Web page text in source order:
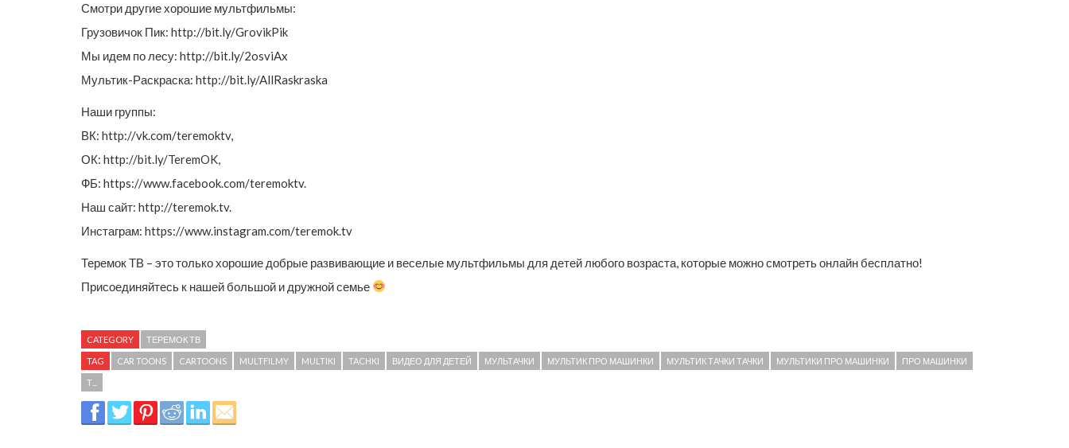
Смотри другие хорошие мультфильмы:
Грузовичок Пик: http://bit.ly/GrovikPik
Мы идем по лесу: http://bit.ly/2osviAx
Мультик-Раскраска: http://bit.ly/AllRaskraska
Наши группы:
ВК: http://vk.com/teremoktv,
ОК: http://bit.ly/TeremOK,
ФБ: https://www.facebook.com/teremoktv.
Наш сайт: http://teremok.tv.
Инстаграм: https://www.instagram.com/teremok.tv
Теремок ТВ – это только хорошие добрые развивающие и веселые мультфильмы для детей любого возраста, которые можно смотреть онлайн бесплатно!
Присоединяйтесь к нашей большой и дружной семье
CATEGORY ТЕРЕМОК ТВ
TAG CAR TOONS CARTOONS MULTFILMY MULTIKI TACHKI ВИДЕО ДЛЯ ДЕТЕЙ МУЛЬТАЧКИ МУЛЬТИК ПРО МАШИНКИ МУЛЬТИК ТАЧКИ ТАЧКИ МУЛЬТИКИ ПРО МАШИНКИ ПРО МАШИНКИ
Т...